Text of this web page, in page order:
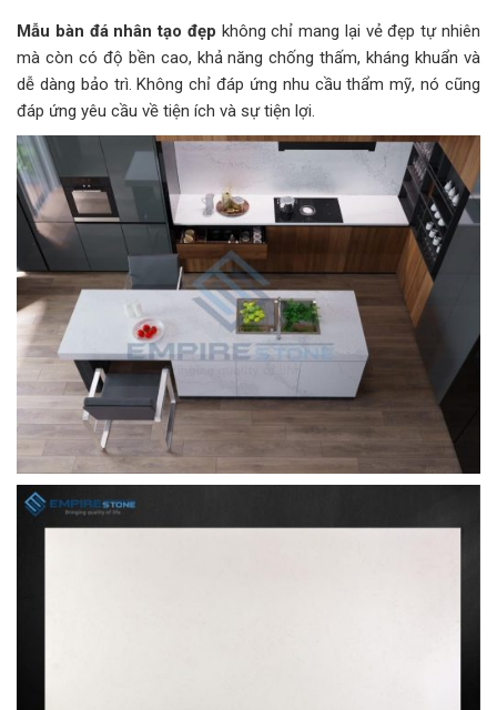
Mẫu bàn đá nhân tạo đẹp không chỉ mang lại vẻ đẹp tự nhiên
mà còn có độ bền cao, khả năng chống thấm, kháng khuẩn và
dễ dàng bảo trì. Không chỉ đáp ứng nhu cầu thẩm mỹ, nó cũng
đáp ứng yêu cầu về tiện ích và sự tiện lợi.